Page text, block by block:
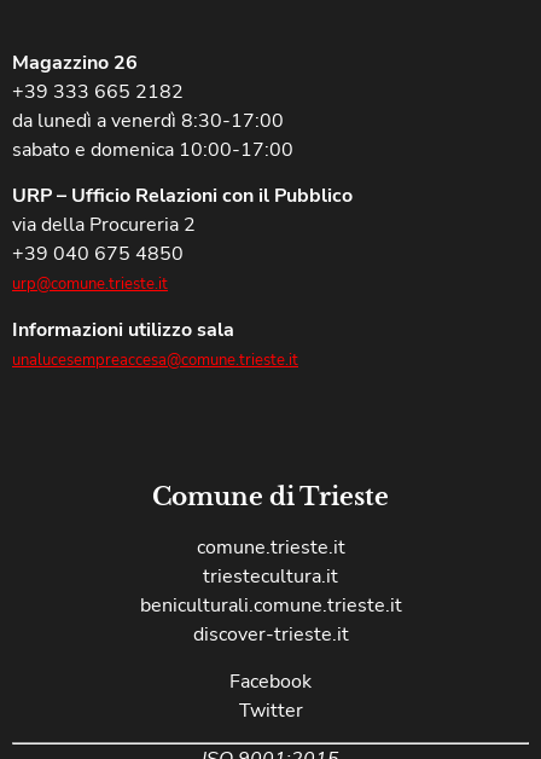
Magazzino 26
+39 333 665 2182
da lunedì a venerdì 8:30-17:00
sabato e domenica 10:00-17:00
URP – Ufficio Relazioni con il Pubblico
via della Procureria 2
+39 040 675 4850
urp@comune.trieste.it
Informazioni utilizzo sala
unalucesempreaccesa@comune.trieste.it
Comune di Trieste
comune.trieste.it
triestecultura.it
beniculturali.comune.trieste.it
discover-trieste.it
Facebook
Twitter